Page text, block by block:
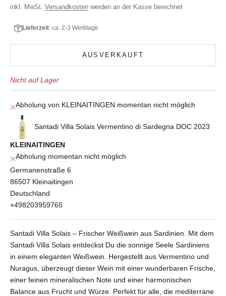
inkl. MwSt. Versandkosten werden an der Kasse berechnet
Lieferzeit: ca. 2-3 Werktage
AUSVERKAUFT
Nicht auf Lager
Abholung von KLEINAITINGEN momentan nicht möglich
Santadi Villa Solais Vermentino di Sardegna DOC 2023
KLEINAITINGEN
Abholung momentan nicht möglich
Germanenstraße 6
86507 Kleinaitingen
Deutschland
+498203959765
Santadi Villa Solais – Frischer Weißwein aus Sardinien. Mit dem
Santadi Villa Solais entdeckst Du die sonnige Seele Sardiniens
in einem eleganten Weißwein. Hergestellt aus Vermentino und
Nuragus, überzeugt dieser Wein mit einer wunderbaren Frische,
einer feinen mineralischen Note und einer harmonischen
Balance aus Frucht und Würze. Perfekt für alle, die mediterrane